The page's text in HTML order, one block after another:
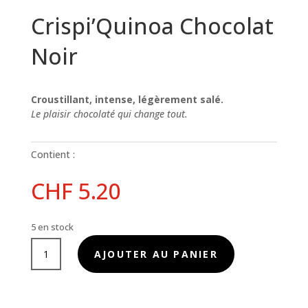
Crispi’Quinoa Chocolat
Noir
Croustillant, intense, légèrement salé.
Le plaisir chocolaté qui change tout.
Contient :
CHF 5.20
5 en stock
Crispi’Quinoa
AJOUTER AU PANIER